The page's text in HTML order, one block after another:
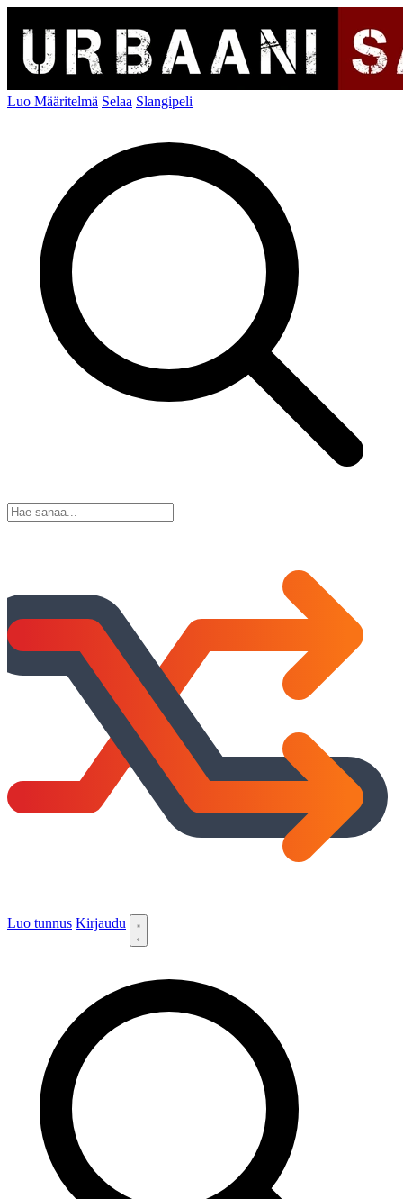
Luo Määritelmä Selaa Slangipeli
Luo tunnus Kirjaudu